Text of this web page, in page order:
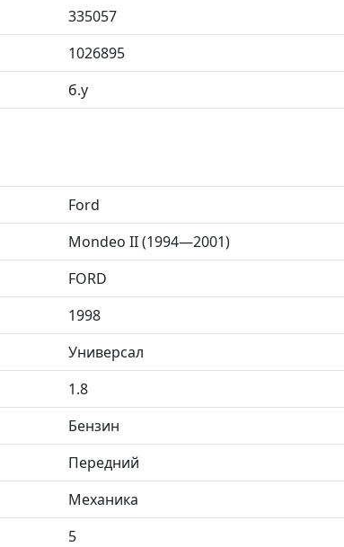
335057
1026895
б.у
Ford
Mondeo II (1994—2001)
FORD
1998
Универсал
1.8
Бензин
Передний
Механика
5